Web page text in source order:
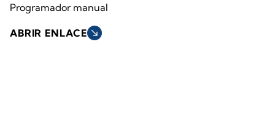
Programador manual
ABRIR ENLACE south_east